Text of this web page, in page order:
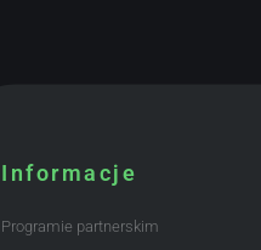
Informacje
Programie partnerskim